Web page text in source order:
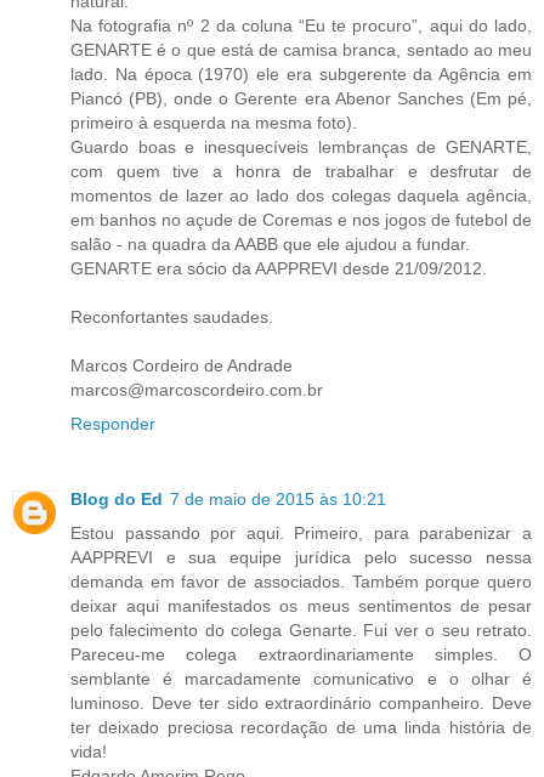
Na fotografia nº 2 da coluna “Eu te procuro”, aqui do lado,
GENARTE é o que está de camisa branca, sentado ao meu
lado. Na época (1970) ele era subgerente da Agência em
Piancó (PB), onde o Gerente era Abenor Sanches (Em pé,
primeiro à esquerda na mesma foto).
Guardo boas e inesquecíveis lembranças de GENARTE,
com quem tive a honra de trabalhar e desfrutar de
momentos de lazer ao lado dos colegas daquela agência,
em banhos no açude de Coremas e nos jogos de futebol de
salão - na quadra da AABB que ele ajudou a fundar.
GENARTE era sócio da AAPPREVI desde 21/09/2012.
Reconfortantes saudades.
Marcos Cordeiro de Andrade
marcos@marcoscordeiro.com.br
Responder
Blog do Ed 7 de maio de 2015 às 10:21
Estou passando por aqui. Primeiro, para parabenizar a
AAPPREVI e sua equipe jurídica pelo sucesso nessa
demanda em favor de associados. Também porque quero
deixar aqui manifestados os meus sentimentos de pesar
pelo falecimento do colega Genarte. Fui ver o seu retrato.
Pareceu-me colega extraordinariamente simples. O
semblante é marcadamente comunicativo e o olhar é
luminoso. Deve ter sido extraordinário companheiro. Deve
ter deixado preciosa recordação de uma linda história de
vida!